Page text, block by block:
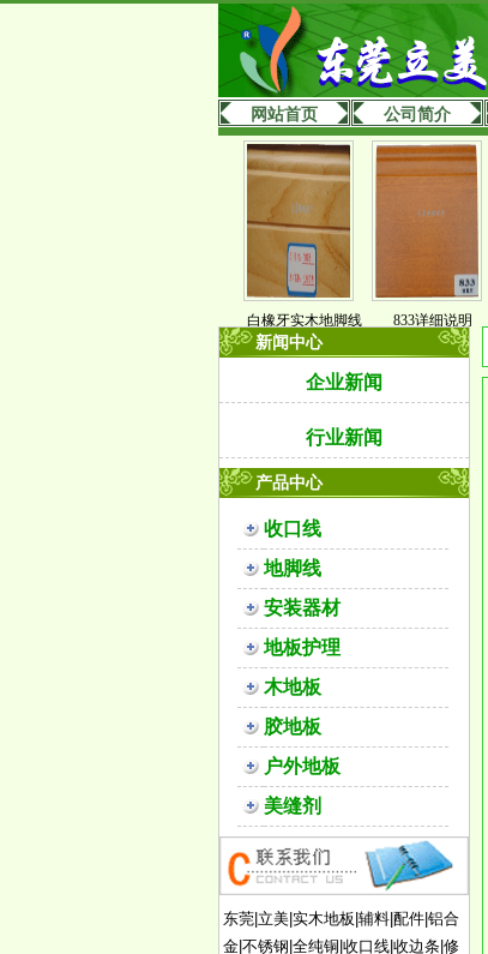
网站首页 公司简介
白橡牙实木地脚线 833详细说明
新闻中心
企业新闻
行业新闻
产品中心
收口线
地脚线
安装器材
地板护理
木地板
胶地板
户外地板
美缝剂
东莞|立美|实木地板|辅料|配件|铝合
金|不锈钢|全纯铜|收口线|收边条|修